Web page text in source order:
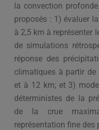
la convection
proposés : 1) évaluer
à 2,5 km à représenter
de simulations
réponse des
climatiques à partir
et à 12 km; et 3)
déterministes de la
de la crue
représentation fine des